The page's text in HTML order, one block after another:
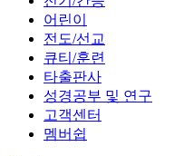
어린이
전도/선교
큐티/훈련
타출판사
성경공부 및 연구
고객센터
멤버쉽